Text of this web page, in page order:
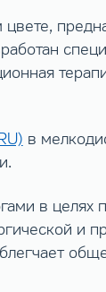
в
в
и